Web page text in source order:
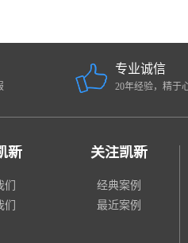
专业诚信
20年经验，精于
新
们
关注凯新
经典案例
最近案例